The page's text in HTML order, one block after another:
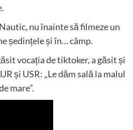
nu înainte să filmeze un
ședințele și în… câmp.
vocația de tiktoker, a găsit și
și USR: „Le dăm sală la malul
mare”.